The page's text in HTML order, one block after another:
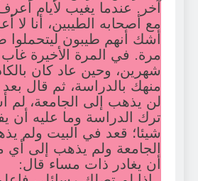
آخر. عندما يغيب لأيام
مع أصحابه الطيبين، أنا لا
أشك أنهم طيبون
مرة. في المرة الأخيرة غاب
شهرين، وحين عاد كان
منهك بالدراسة، ثم قال
لن يذهب إلى الجامعة، لم
ترك الدراسة وما عليه أن
شيئا؛ قعد في البيت ولم
الجامعة ولم يذهب إلى أي
أن يغادر ذات مساء قال: